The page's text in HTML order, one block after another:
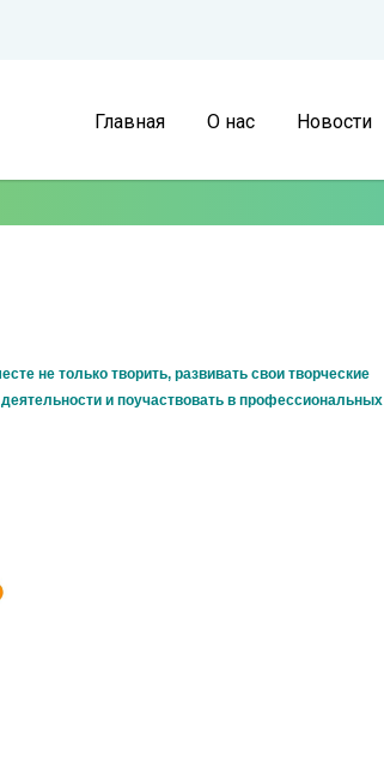
Главная О нас Новости
не только творить, развивать свои творческие
и поучаствовать в профессиональных